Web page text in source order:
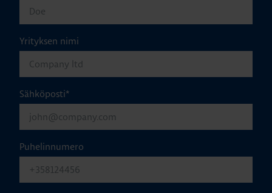
Yrityksen nimi
Sähköposti*
Puhelinnumero